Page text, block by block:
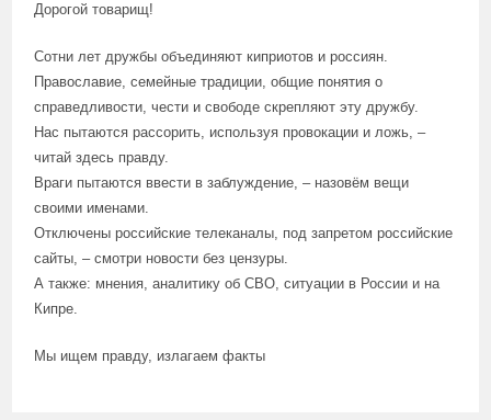
Дорогой товарищ!
Сотни лет дружбы объединяют киприотов и россиян.
Православие, семейные традиции, общие понятия о
справедливости, чести и свободе скрепляют эту дружбу.
Нас пытаются рассорить, используя провокации и ложь, –
читай здесь правду.
Враги пытаются ввести в заблуждение, – назовём вещи
своими именами.
Отключены российские телеканалы, под запретом российские
сайты, – смотри новости без цензуры.
А также: мнения, аналитику об СВО, ситуации в России и на
Кипре.
Мы ищем правду, излагаем факты